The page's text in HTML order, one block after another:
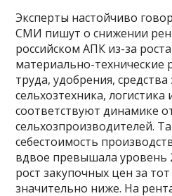
Эксперты настойчиво
СМИ пишут о снижении
российском АПК из-за
материально-технические
труда, удобрения,
сельхозтехника, логистика
соответствуют динамике
сельхозпроизводителей.
себестоимость
вдвое превышала уровень
рост закупочных цен за
значительно ниже. На